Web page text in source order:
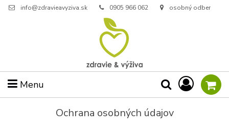
info@zdravieavyziva.sk 0905 966 062 osobný odber
Menu
Ochrana osobných údajov